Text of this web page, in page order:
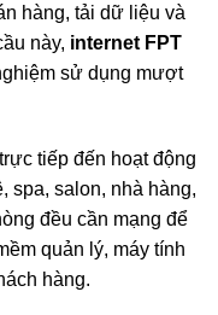
hàng, tải dữ liệu và
này, internet FPT
sử dụng mượt
tiếp đến hoạt động
spa, salon, nhà hàng,
đều cần mạng để
quản lý, máy tính
hàng.